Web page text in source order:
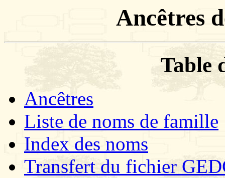
Ancêtres
Table
Ancêtres
Liste de noms de famille
Index des noms
Transfert du fichier